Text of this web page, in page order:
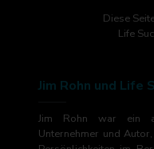
Diese
Life
Jim Rohn und Life
Jim Rohn war ein
Unternehmer und